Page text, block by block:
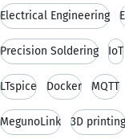
Electrical Engineering
Precision Soldering IoT
LTspice Docker MQTT
MegunoLink 3D printing